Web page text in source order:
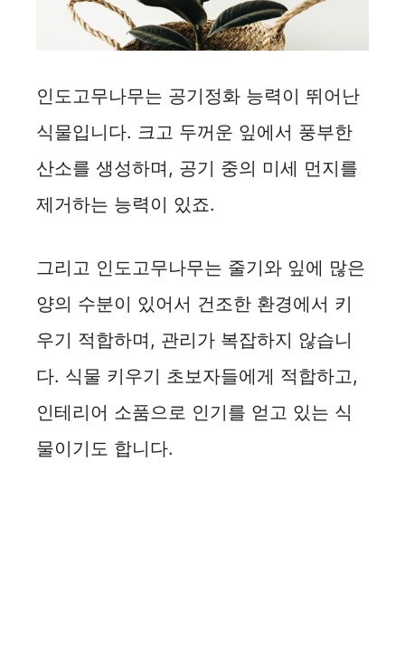
인도고무나무는 공기정화 능력이 뛰어난
식물입니다. 크고 두꺼운 잎에서 풍부한
산소를 생성하며, 공기 중의 미세 먼지를
제거하는 능력이 있죠.
그리고 인도고무나무는 줄기와 잎에 많은
양의 수분이 있어서 건조한 환경에서 키
우기 적합하며, 관리가 복잡하지 않습니
다. 식물 키우기 초보자들에게 적합하고,
인테리어 소품으로 인기를 얻고 있는 식
물이기도 합니다.